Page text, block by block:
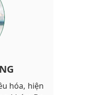
hóa, hiện